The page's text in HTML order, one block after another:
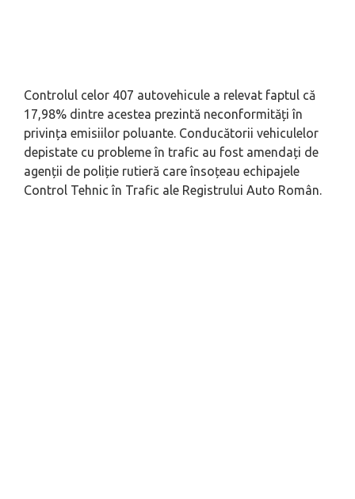
Controlul celor 407 autovehicule a relevat faptul că
17,98% dintre acestea prezintă neconformități în
privința emisiilor poluante. Conducătorii vehiculelor
depistate cu probleme în trafic au fost amendați de
agenții de poliție rutieră care însoțeau echipajele
Control Tehnic în Trafic ale Registrului Auto Român.